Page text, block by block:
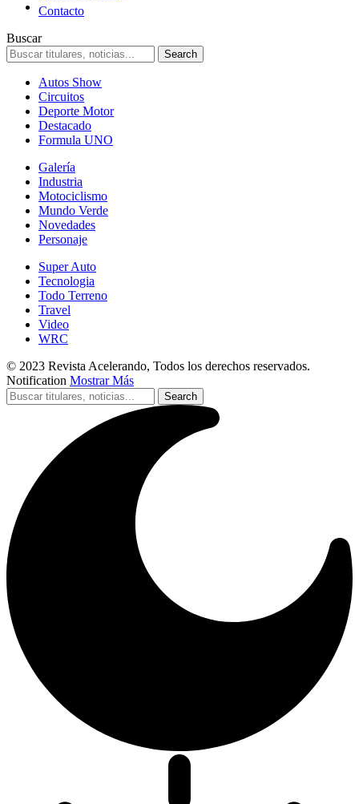
Contacto
Buscar
Autos Show
Circuitos
Deporte Motor
Destacado
Formula UNO
Galería
Industria
Motociclismo
Mundo Verde
Novedades
Personaje
Super Auto
Tecnologia
Todo Terreno
Travel
Video
WRC
© 2023 Revista Acelerando, Todos los derechos reservados.
Notification Mostrar Más